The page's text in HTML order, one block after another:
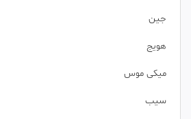
جین
هویج
میکی موس
سیب